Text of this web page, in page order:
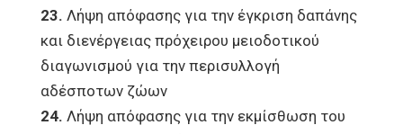
23. Λήψη απόφασης για την έγκριση δαπάνης
και διενέργειας πρόχειρου μειοδοτικού
διαγωνισμού για την περισυλλογή
αδέσποτων ζώων
24. Λήψη απόφασης για την εκμίσθωση του